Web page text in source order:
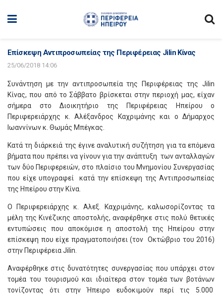
Επίσκεψη Αντιπροσωπείας της Περιφέρειας Jilin Κίνας
25/06/2018 14:06
Συνάντηση με την αντιπροσωπεία της Περιφέρειας της Jilin
Κίνας, που από το Σάββατο βρίσκεται στην περιοχή μας, είχαν
σήμερα στο Διοικητήριο της Περιφέρειας Ηπείρου ο
Περιφερειάρχης κ. Αλέξανδρος Καχριμάνης και ο Δήμαρχος
Ιωαννίνων κ. Θωμάς Μπέγκας.
Κατά τη διάρκειά της έγινε αναλυτική συζήτηση για τα επόμενα
βήματα που πρέπει να γίνουν για την ανάπτυξη των ανταλλαγών
των δύο Περιφερειών, στο πλαίσιο του Μνημονίου Συνεργασίας
που είχε υπογραφεί κατά την επίσκεψη της Αντιπροσωπείας
της Ηπείρου στην Κίνα.
Ο Περιφερειάρχης κ. Αλεξ. Καχριμάνης, καλωσορίζοντας τα
μέλη της Κινέζικης αποστολής, αναφέρθηκε στις πολύ θετικές
εντυπώσεις που αποκόμισε η αποστολή της Ηπείρου στην
επίσκεψη που είχε πραγματοποιήσει (τον Οκτώβριο του 2016)
στην Περιφέρεια Jilin.
Αναφέρθηκε στις δυνατότητες συνεργασίας που υπάρχει στον
τομέα του τουρισμού και ιδιαίτερα στον τομέα των βοτάνων
τονίζοντας ότι στην Ήπειρο ευδοκιμούν περί τις 5.000